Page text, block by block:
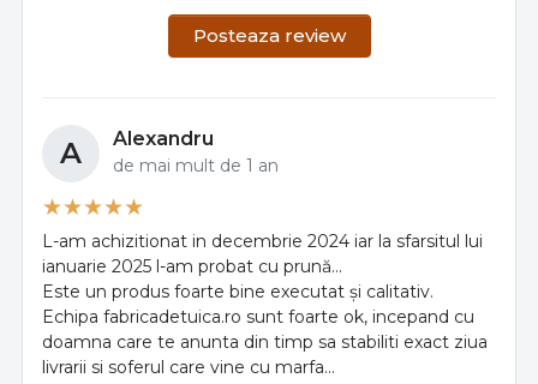
Posteaza review
A Alexandru
de mai mult de 1 an
L-am achizitionat in decembrie 2024 iar la sfarsitul lui
ianuarie 2025 l-am probat cu prună...
Este un produs foarte bine executat și calitativ.
Echipa fabricadetuica.ro sunt foarte ok, incepand cu
doamna care te anunta din timp sa stabiliti exact ziua
livrarii si soferul care vine cu marfa...